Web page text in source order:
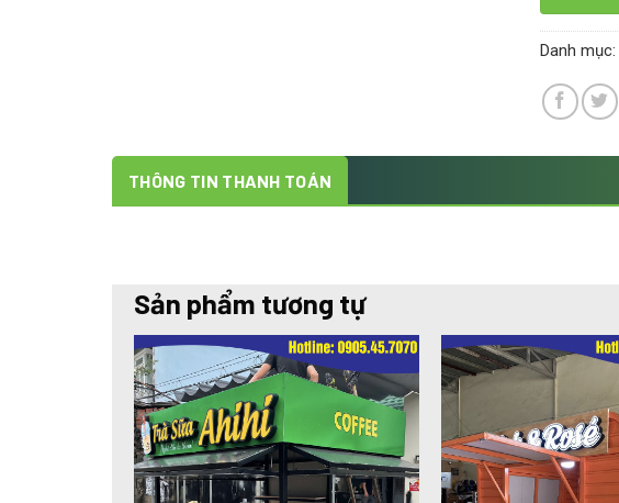
Danh mục:
THÔNG TIN THANH TOÁN
Sản phẩm tương tự